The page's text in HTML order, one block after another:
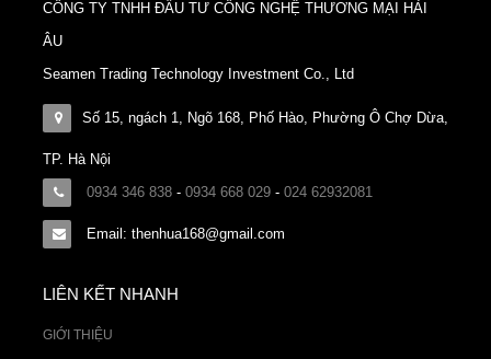
CÔNG TY TNHH ĐẦU TƯ CÔNG NGHỆ THƯƠNG MẠI HẢI
ÂU
Seamen Trading Technology Investment Co., Ltd
Số 15, ngách 1, Ngõ 168, Phố Hào, Phường Ô Chợ Dừa,
TP. Hà Nội
0934 346 838 - 0934 668 029 - 024 62932081
Email: thenhua168@gmail.com
LIÊN KẾT NHANH
GIỚI THIỆU